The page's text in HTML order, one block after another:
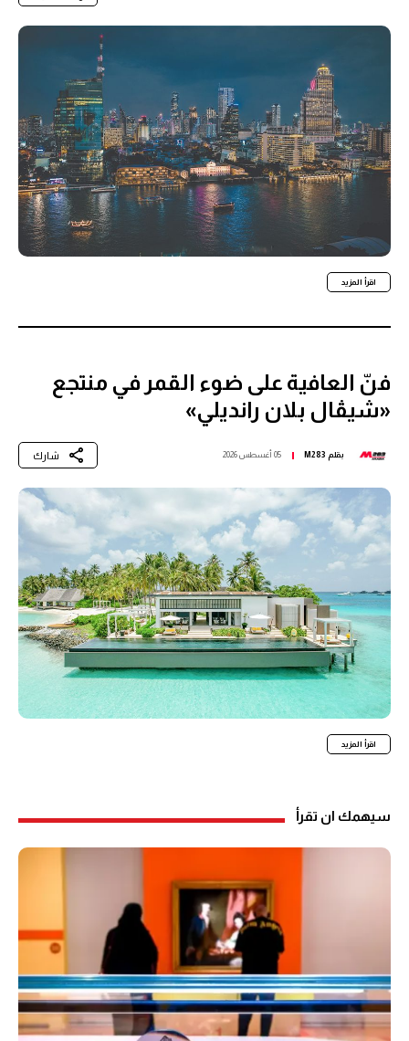
اقرأ المزيد
فنّ العافية على ضوء القمر في منتجع
«شيڤال بلان رانديلي»
بقلم M283 05 أغسطس 2026 شارك
اقرأ المزيد
سيهمك ان تقرأ